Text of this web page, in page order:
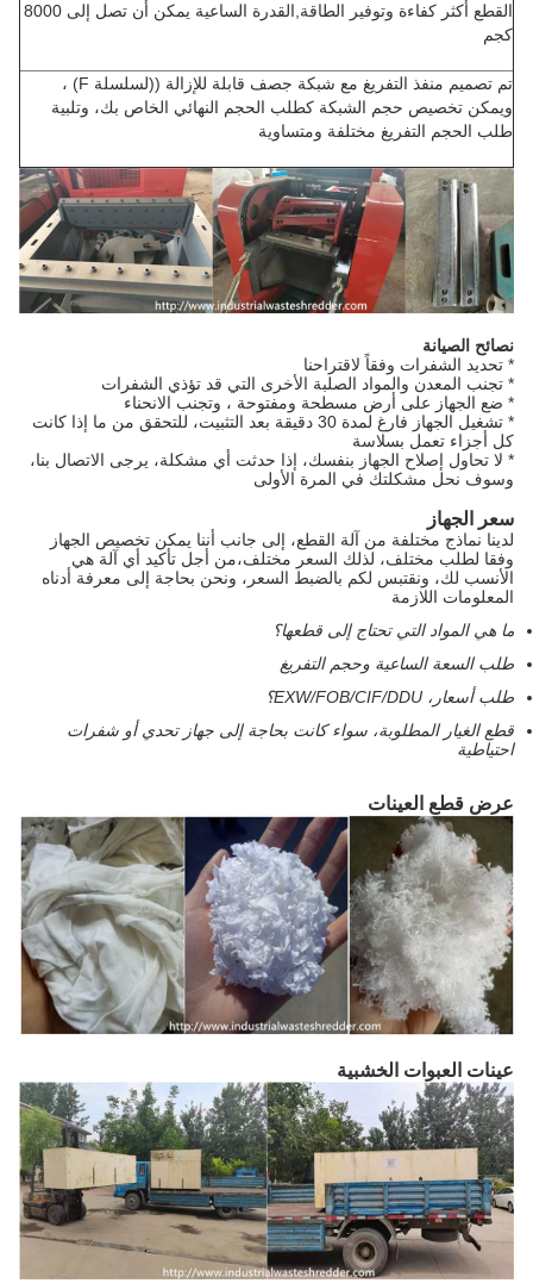
القطع أكثر كفاءة وتوفير الطاقة,القدرة الساعية يمكن أن تصل إلى 8000
كجم
تم تصميم منفذ التفريغ مع شبكة جصف قابلة للإزالة ((لسلسلة F) ،
ويمكن تخصيص حجم الشبكة كطلب الحجم النهائي الخاص بك، وتلبية
طلب الحجم التفريغ مختلفة ومتساوية
نصائح الصيانة
* تحديد الشفرات وفقاً لاقتراحنا
* تجنب المعدن والمواد الصلبة الأخرى التي قد تؤذي الشفرات
* ضع الجهاز على أرض مسطحة ومفتوحة ، وتجنب الانحناء
* تشغيل الجهاز فارغ لمدة 30 دقيقة بعد التثبيت، للتحقق من ما إذا كانت
كل أجزاء تعمل بسلاسة
* لا تحاول إصلاح الجهاز بنفسك، إذا حدثت أي مشكلة، يرجى الاتصال بنا،
وسوف نحل مشكلتك في المرة الأولى
سعر الجهاز
لدينا نماذج مختلفة من آلة القطع، إلى جانب أننا يمكن تخصيص الجهاز
وفقا لطلب مختلف، لذلك السعر مختلف،من أجل تأكيد أي آلة هي
الأنسب لك، ونقتبس لكم بالضبط السعر، ونحن بحاجة إلى معرفة أدناه
المعلومات اللازمة
ما هي المواد التي تحتاج إلى قطعها؟
طلب السعة الساعية وحجم التفريغ
طلب أسعار، EXW/FOB/CIF/DDU؟
قطع الغيار المطلوبة، سواء كانت بحاجة إلى جهاز تحدي أو شفرات
احتياطية
عرض قطع العينات
عينات العبوات الخشبية